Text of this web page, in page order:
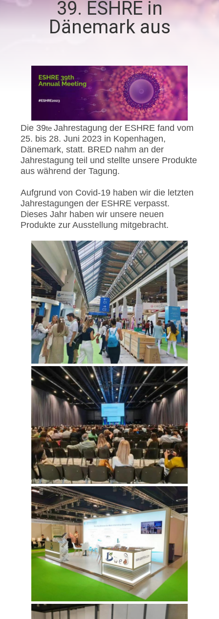
QUALITÄTSKONTROLLE
VERBINDUNG
NACHRICHTEN
FORDERN
SIE EIN
ZITAT
SITEMAP
PRIVACY
POLICY
39. ESHRE in
Dänemark aus
Die 39te Jahrestagung der ESHRE fand vom
25. bis 28. Juni 2023 in Kopenhagen,
Dänemark, statt. BRED nahm an der
Jahrestagung teil und stellte unsere Produkte
auswährend der Tagung.
Aufgrund von Covid-19 haben wir die letzten
Jahrestagungen der ESHRE verpasst.
Dieses Jahr haben wir unsere neuen
Produkte zur Ausstellung mitgebracht.